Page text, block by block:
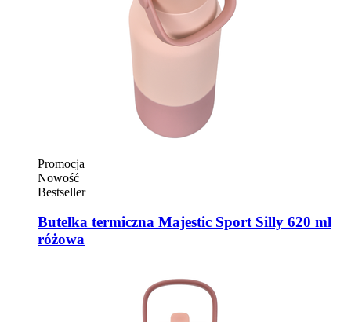
Promocja
Nowość
Bestseller
Butelka termiczna Majestic Sport Silly 620 ml
różowa